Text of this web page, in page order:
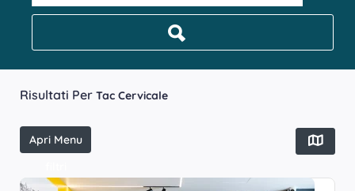
Risultati Per Tac Cervicale
Apri Menu